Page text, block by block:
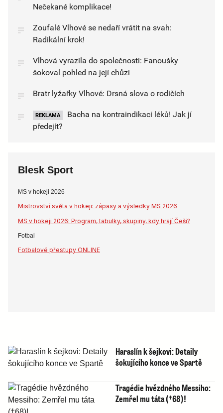
Nečekané komplikace!
Zoufalé Vlhové se nedaří vrátit na svah:
Radikální krok!
Vlhová vyrazila do společnosti: Fanoušky
šokoval pohled na její chůzi
Bratr lyžařky Vlhové: Drsná slova o rodičích
REKLAMA
Bacha na kontraindikaci léků! Jak jí
předejít?
Blesk Sport
MS v hokeji 2026
Mistrovství světa v hokeji: zápasy a výsledky MS 2026
MS v hokeji 2026: Program, tabulky, skupiny, kdy hrají Češi?
Fotbal
Fotbalové přestupy ONLINE
Haraslín k šejkovi: Detaily
šokujícího konce ve Spartě
Tragédie hvězdného Messiho:
Zemřel mu táta (†68)!